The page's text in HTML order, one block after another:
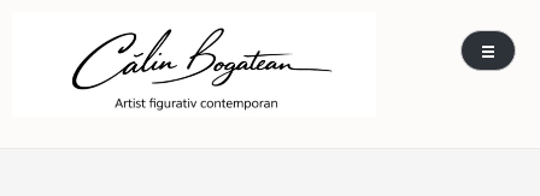
Călin Bogătean
Picturi originale, icoane contemporane pe lemn
și sticlă, portrete și restaurare artă – Călin
Bogătean